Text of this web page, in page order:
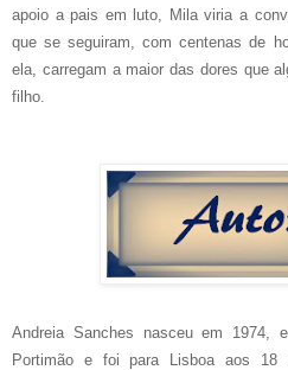
apoio a pais em luto, Mila viria a
que se seguiram, com centenas de
ela, carregam a maior das dores que
filho.
Andreia Sanches nasceu em 1974,
Portimão e foi para Lisboa aos 18